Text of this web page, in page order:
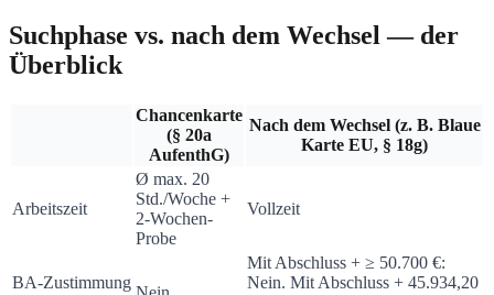
Suchphase vs. nach dem Wechsel — der
Überblick
Chancenkarte
(§ 20a
AufenthG)
Nach dem Wechsel (z. B. Blaue
Karte EU, § 18g)
Arbeitszeit
Ø max. 20
Std./Woche +
2-Wochen-
Probe
Vollzeit
BA-Zustimmung
Mit Abschluss + ≥ 50.700 €:
Nein. Mit Abschluss + 45.934,20